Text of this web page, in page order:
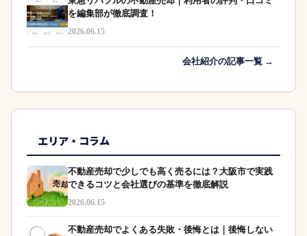
を編集部が徹底調査！
2026.06.15
会社紹介の記事一覧 →
エリア・コラム
不動産売却で少しでも高く売るには？大阪市で実践
できるコツと会社選びの基準を徹底解説
2026.06.15
不動産売却でよくある失敗・後悔とは｜後悔しない